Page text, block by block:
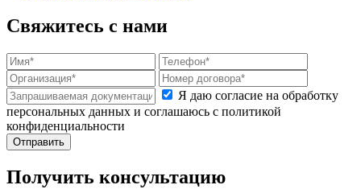
Свяжитесь с нами
Я даю согласие на обработку
персональных данных и соглашаюсь с политикой
конфиденциальности
Получить консультацию